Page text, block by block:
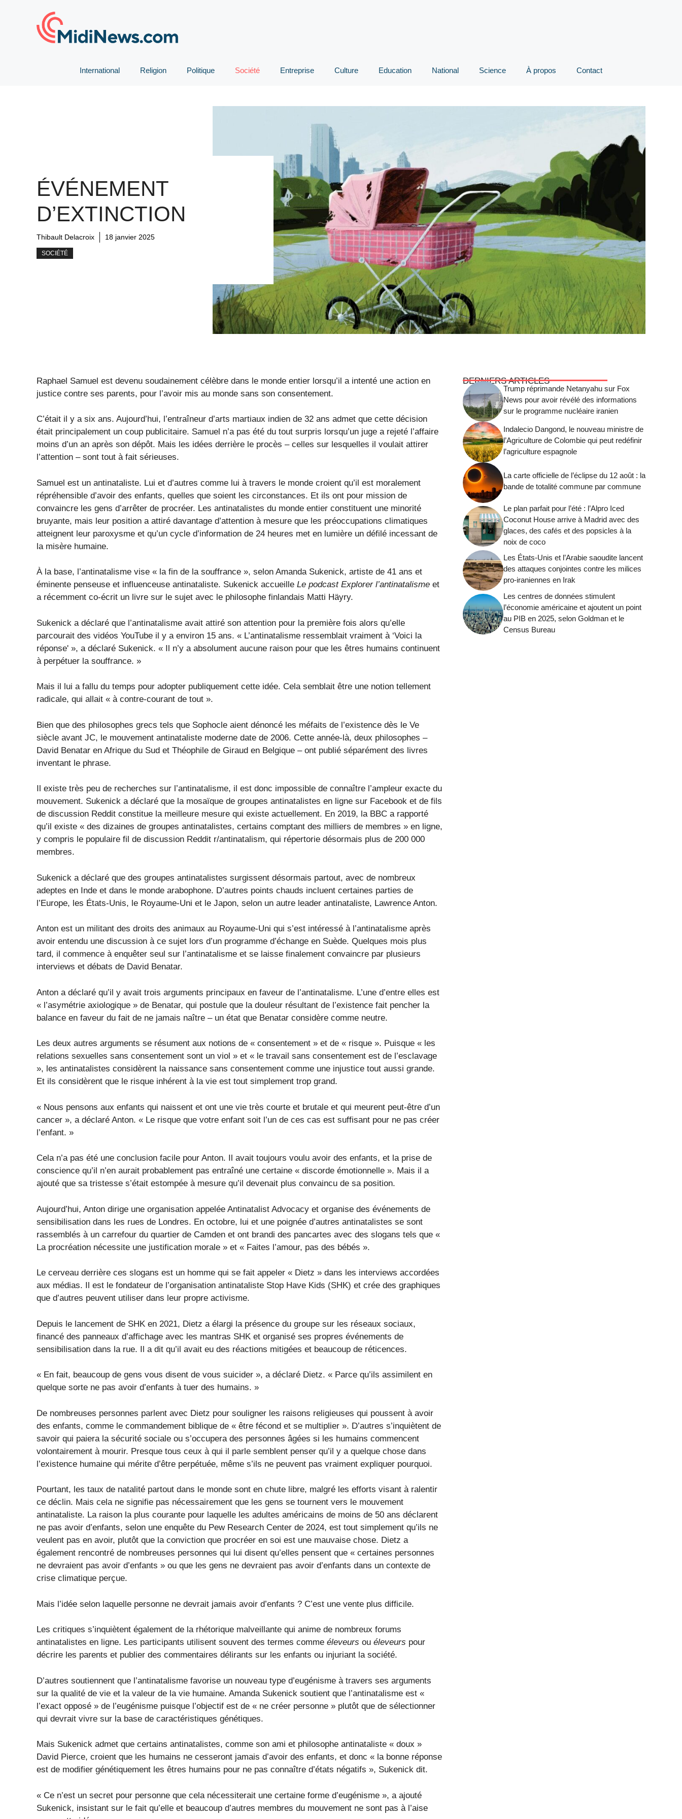
International Religion Politique Société Entreprise Culture Education National Science À propos Contact
ÉVÉNEMENT
D’EXTINCTION
Thibault Delacroix 18 janvier 2025
SOCIÉTÉ
Raphael Samuel est devenu soudainement célèbre dans le monde entier lorsqu’il a intenté une action en
justice contre ses parents, pour l’avoir mis au monde sans son consentement.
C’était il y a six ans. Aujourd’hui, l’entraîneur d’arts martiaux indien de 32 ans admet que cette décision
était principalement un coup publicitaire. Samuel n’a pas été du tout surpris lorsqu’un juge a rejeté l’affaire
moins d’un an après son dépôt. Mais les idées derrière le procès – celles sur lesquelles il voulait attirer
l’attention – sont tout à fait sérieuses.
Samuel est un antinataliste. Lui et d’autres comme lui à travers le monde croient qu’il est moralement
répréhensible d’avoir des enfants, quelles que soient les circonstances. Et ils ont pour mission de
convaincre les gens d’arrêter de procréer. Les antinatalistes du monde entier constituent une minorité
bruyante, mais leur position a attiré davantage d’attention à mesure que les préoccupations climatiques
atteignent leur paroxysme et qu’un cycle d’information de 24 heures met en lumière un défilé incessant de
la misère humaine.
À la base, l’antinatalisme vise « la fin de la souffrance », selon Amanda Sukenick, artiste de 41 ans et
éminente penseuse et influenceuse antinataliste. Sukenick accueille Le podcast Explorer l’antinatalisme et
a récemment co-écrit un livre sur le sujet avec le philosophe finlandais Matti Häyry.
Sukenick a déclaré que l’antinatalisme avait attiré son attention pour la première fois alors qu’elle
parcourait des vidéos YouTube il y a environ 15 ans. « L’antinatalisme ressemblait vraiment à ‘Voici la
réponse' », a déclaré Sukenick. « Il n’y a absolument aucune raison pour que les êtres humains continuent
à perpétuer la souffrance. »
Mais il lui a fallu du temps pour adopter publiquement cette idée. Cela semblait être une notion tellement
radicale, qui allait « à contre-courant de tout ».
Bien que des philosophes grecs tels que Sophocle aient dénoncé les méfaits de l’existence dès le Ve
siècle avant JC, le mouvement antinataliste moderne date de 2006. Cette année-là, deux philosophes –
David Benatar en Afrique du Sud et Théophile de Giraud en Belgique – ont publié séparément des livres
inventant le phrase.
Il existe très peu de recherches sur l’antinatalisme, il est donc impossible de connaître l’ampleur exacte du
mouvement. Sukenick a déclaré que la mosaïque de groupes antinatalistes en ligne sur Facebook et de fils
de discussion Reddit constitue la meilleure mesure qui existe actuellement. En 2019, la BBC a rapporté
qu’il existe « des dizaines de groupes antinatalistes, certains comptant des milliers de membres » en ligne,
y compris le populaire fil de discussion Reddit r/antinatalism, qui répertorie désormais plus de 200 000
membres.
Sukenick a déclaré que des groupes antinatalistes surgissent désormais partout, avec de nombreux
adeptes en Inde et dans le monde arabophone. D’autres points chauds incluent certaines parties de
l’Europe, les États-Unis, le Royaume-Uni et le Japon, selon un autre leader antinataliste, Lawrence Anton.
Anton est un militant des droits des animaux au Royaume-Uni qui s’est intéressé à l’antinatalisme après
avoir entendu une discussion à ce sujet lors d’un programme d’échange en Suède. Quelques mois plus
tard, il commence à enquêter seul sur l’antinatalisme et se laisse finalement convaincre par plusieurs
interviews et débats de David Benatar.
Anton a déclaré qu’il y avait trois arguments principaux en faveur de l’antinatalisme. L’une d’entre elles est
« l’asymétrie axiologique » de Benatar, qui postule que la douleur résultant de l’existence fait pencher la
balance en faveur du fait de ne jamais naître – un état que Benatar considère comme neutre.
Les deux autres arguments se résument aux notions de « consentement » et de « risque ». Puisque « les
relations sexuelles sans consentement sont un viol » et « le travail sans consentement est de l’esclavage
», les antinatalistes considèrent la naissance sans consentement comme une injustice tout aussi grande.
Et ils considèrent que le risque inhérent à la vie est tout simplement trop grand.
« Nous pensons aux enfants qui naissent et ont une vie très courte et brutale et qui meurent peut-être d’un
cancer », a déclaré Anton. « Le risque que votre enfant soit l’un de ces cas est suffisant pour ne pas créer
l’enfant. »
Cela n’a pas été une conclusion facile pour Anton. Il avait toujours voulu avoir des enfants, et la prise de
conscience qu’il n’en aurait probablement pas entraîné une certaine « discorde émotionnelle ». Mais il a
ajouté que sa tristesse s’était estompée à mesure qu’il devenait plus convaincu de sa position.
Aujourd’hui, Anton dirige une organisation appelée Antinatalist Advocacy et organise des événements de
sensibilisation dans les rues de Londres. En octobre, lui et une poignée d’autres antinatalistes se sont
rassemblés à un carrefour du quartier de Camden et ont brandi des pancartes avec des slogans tels que «
La procréation nécessite une justification morale » et « Faites l’amour, pas des bébés ».
Le cerveau derrière ces slogans est un homme qui se fait appeler « Dietz » dans les interviews accordées
aux médias. Il est le fondateur de l’organisation antinataliste Stop Have Kids (SHK) et crée des graphiques
que d’autres peuvent utiliser dans leur propre activisme.
Depuis le lancement de SHK en 2021, Dietz a élargi la présence du groupe sur les réseaux sociaux,
financé des panneaux d’affichage avec les mantras SHK et organisé ses propres événements de
sensibilisation dans la rue. Il a dit qu’il avait eu des réactions mitigées et beaucoup de réticences.
« En fait, beaucoup de gens vous disent de vous suicider », a déclaré Dietz. « Parce qu’ils assimilent en
quelque sorte ne pas avoir d’enfants à tuer des humains. »
De nombreuses personnes parlent avec Dietz pour souligner les raisons religieuses qui poussent à avoir
des enfants, comme le commandement biblique de « être fécond et se multiplier ». D’autres s’inquiètent de
savoir qui paiera la sécurité sociale ou s’occupera des personnes âgées si les humains commencent
volontairement à mourir. Presque tous ceux à qui il parle semblent penser qu’il y a quelque chose dans
l’existence humaine qui mérite d’être perpétuée, même s’ils ne peuvent pas vraiment expliquer pourquoi.
Pourtant, les taux de natalité partout dans le monde sont en chute libre, malgré les efforts visant à ralentir
ce déclin. Mais cela ne signifie pas nécessairement que les gens se tournent vers le mouvement
antinataliste. La raison la plus courante pour laquelle les adultes américains de moins de 50 ans déclarent
ne pas avoir d’enfants, selon une enquête du Pew Research Center de 2024, est tout simplement qu’ils ne
veulent pas en avoir, plutôt que la conviction que procréer en soi est une mauvaise chose. Dietz a
également rencontré de nombreuses personnes qui lui disent qu’elles pensent que « certaines personnes
ne devraient pas avoir d’enfants » ou que les gens ne devraient pas avoir d’enfants dans un contexte de
crise climatique perçue.
Mais l’idée selon laquelle personne ne devrait jamais avoir d’enfants ? C’est une vente plus difficile.
Les critiques s’inquiètent également de la rhétorique malveillante qui anime de nombreux forums
antinatalistes en ligne. Les participants utilisent souvent des termes comme éleveurs ou éleveurs pour
décrire les parents et publier des commentaires délirants sur les enfants ou injuriant la société.
D’autres soutiennent que l’antinatalisme favorise un nouveau type d’eugénisme à travers ses arguments
sur la qualité de vie et la valeur de la vie humaine. Amanda Sukenick soutient que l’antinatalisme est «
l’exact opposé » de l’eugénisme puisque l’objectif est de « ne créer personne » plutôt que de sélectionner
qui devrait vivre sur la base de caractéristiques génétiques.
Mais Sukenick admet que certains antinatalistes, comme son ami et philosophe antinataliste « doux »
David Pierce, croient que les humains ne cesseront jamais d’avoir des enfants, et donc « la bonne réponse
est de modifier génétiquement les êtres humains pour ne pas connaître d’états négatifs », Sukenick dit.
« Ce n’est un secret pour personne que cela nécessiterait une certaine forme d’eugénisme », a ajouté
Sukenick, insistant sur le fait qu’elle et beaucoup d’autres membres du mouvement ne sont pas à l’aise
DERNIERS ARTICLES
Trump réprimande Netanyahu sur Fox
News pour avoir révélé des informations
sur le programme nucléaire iranien
Indalecio Dangond, le nouveau ministre de
l’Agriculture de Colombie qui peut redéfinir
l’agriculture espagnole
La carte officielle de l’éclipse du 12 août : la
bande de totalité commune par commune
Le plan parfait pour l’été : l’Alpro Iced
Coconut House arrive à Madrid avec des
glaces, des cafés et des popsicles à la
noix de coco
Les États-Unis et l’Arabie saoudite lancent
des attaques conjointes contre les milices
pro-iraniennes en Irak
Les centres de données stimulent
l’économie américaine et ajoutent un point
au PIB en 2025, selon Goldman et le
Census Bureau